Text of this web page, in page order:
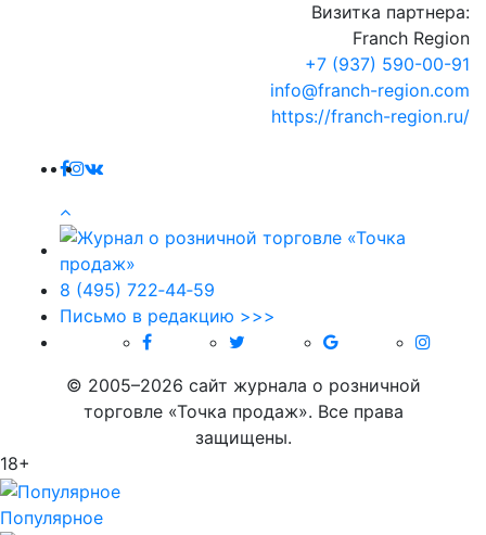
Визитка партнера:
Franch Region
+7 (937) 590-00-91
info@franch-region.com
https://franch-region.ru/
8 (495) 722‑44‑59
Письмо в редакцию >>>
© 2005–2026 сайт журнала о розничной
торговле «Точка продаж». Все права
защищены.
18+
Популярное